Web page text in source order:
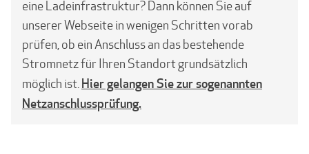
eine Ladeinfrastruktur? Dann können Sie auf
unserer Webseite in wenigen Schritten vorab
prüfen, ob ein Anschluss an das bestehende
Stromnetz für Ihren Standort grundsätzlich
möglich ist. Hier gelangen Sie zur sogenannten
Netzanschlussprüfung.